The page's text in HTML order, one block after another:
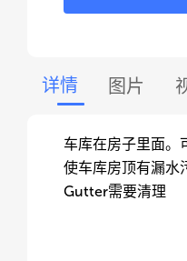
详情 图片
车库在房子里面。
使车库房顶有漏水
Gutter需要清理